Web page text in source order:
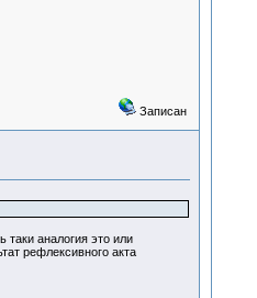
Записан
таки аналогия это или
рефлексивного акта